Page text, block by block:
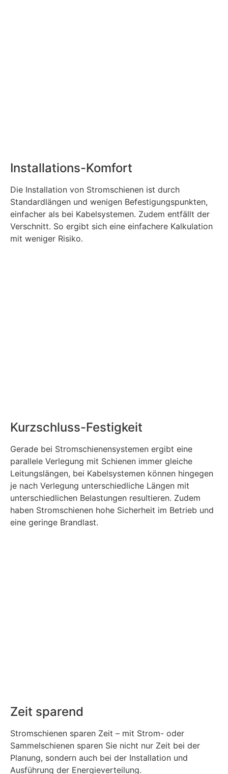
Installations-Komfort
Die Installation von Stromschienen ist durch
Standardlängen und wenigen Befestigungspunkten,
einfacher als bei Kabelsystemen. Zudem entfällt der
Verschnitt. So ergibt sich eine einfachere Kalkulation
mit weniger Risiko.
Kurzschluss-Festigkeit
Gerade bei Stromschienensystemen ergibt eine
parallele Verlegung mit Schienen immer gleiche
Leitungslängen, bei Kabelsystemen können hingegen
je nach Verlegung unterschiedliche Längen mit
unterschiedlichen Belastungen resultieren. Zudem
haben Stromschienen hohe Sicherheit im Betrieb und
eine geringe Brandlast.
Zeit sparend
Stromschienen sparen Zeit – mit Strom- oder
Sammelschienen sparen Sie nicht nur Zeit bei der
Planung, sondern auch bei der Installation und
Ausführung der Energieverteilung.